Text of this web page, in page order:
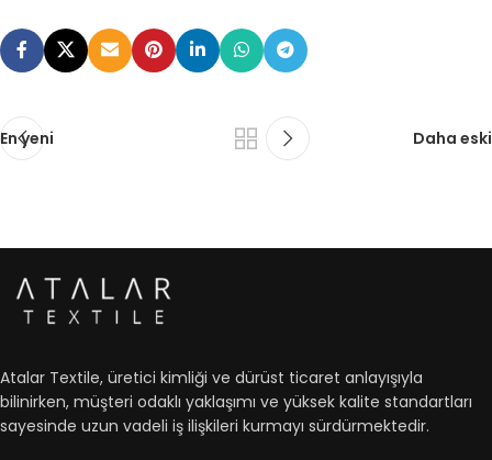
En yeni Daha eski
Atalar Textile, üretici kimliği ve dürüst ticaret anlayışıyla
bilinirken, müşteri odaklı yaklaşımı ve yüksek kalite standartları
sayesinde uzun vadeli iş ilişkileri kurmayı sürdürmektedir.